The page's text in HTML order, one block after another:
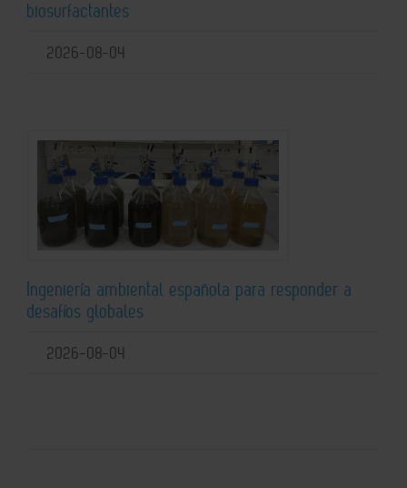
biosurfactantes
2026-08-04
Ingeniería ambiental española para responder a
desafíos globales
2026-08-04